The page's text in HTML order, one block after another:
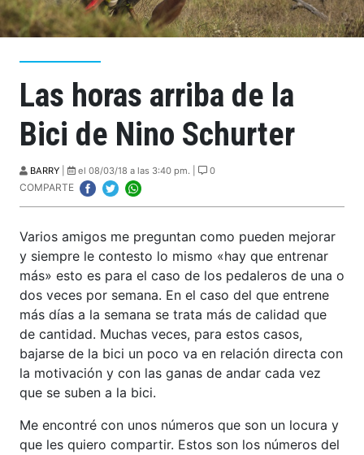
Las horas arriba de la
Bici de Nino Schurter
BARRY el 08/03/18 a las 3:40 pm. | 0
COMPARTE
Varios amigos me preguntan como pueden mejorar
y siempre le contesto lo mismo «hay que entrenar
más» esto es para el caso de los pedaleros de una o
dos veces por semana. En el caso del que entrene
más días a la semana se trata más de calidad que
de cantidad. Muchas veces, para estos casos,
bajarse de la bici un poco va en relación directa con
la motivación y con las ganas de andar cada vez
que se suben a la bici.
Me encontré con unos números que son un locura y
que les quiero compartir. Estos son los números del